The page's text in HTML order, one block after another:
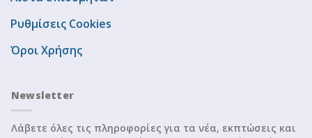
Ρυθμίσεις Cookies
Όροι Χρήσης
Newsletter
Λάβετε όλες τις πληροφορίες για τα νέα, εκπτώσεις και